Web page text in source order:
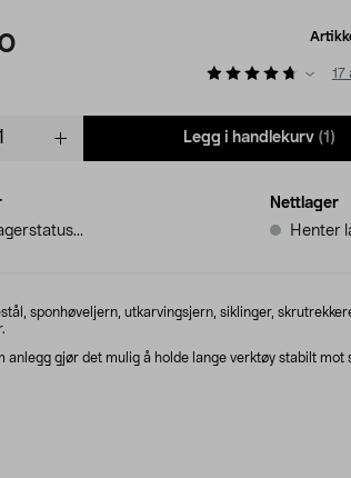
17
Legg i handlekurv (1)
Nettlager
Henter
sponhøveljern, utkarvingsjern, siklinger,
anlegg gjør det mulig å holde lange verktøy stabilt mot